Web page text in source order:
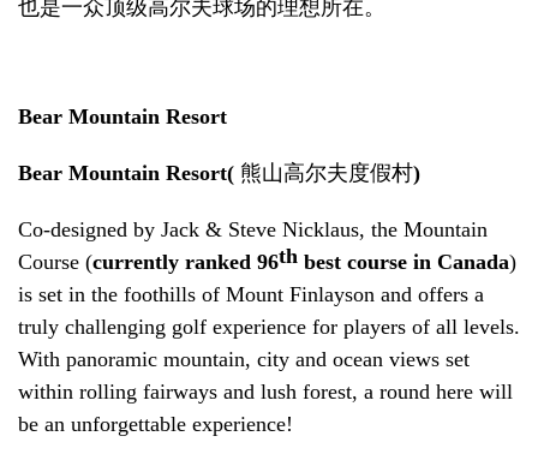
也是一众顶级高尔夫球场的理想所在。
Bear Mountain Resort
Bear Mountain Resort( 熊山高尔夫度假村)
Co-designed by Jack & Steve Nicklaus, the Mountain
Course (currently ranked 96th best course in Canada)
is set in the foothills of Mount Finlayson and offers a
truly challenging golf experience for players of all levels.
With panoramic mountain, city and ocean views set
within rolling fairways and lush forest, a round here will
be an unforgettable experience!